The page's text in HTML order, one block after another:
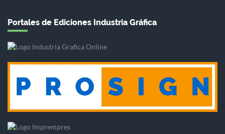
Portales de Ediciones Industria Gráfica